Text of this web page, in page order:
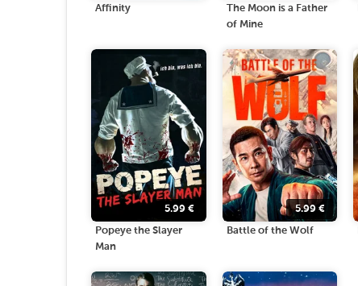
Affinity
The Moon is a Father
of Mine
5.99€
Popeye the Slayer
Man
5.99 €
Battle of the Wolf